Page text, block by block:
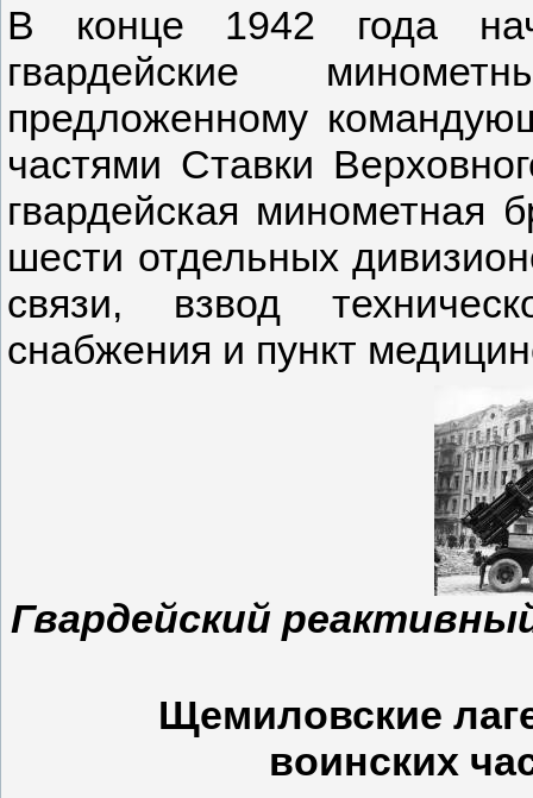
В конце 1942 года
гвардейские
предложенному
частями Ставки
гвардейская минометная
шести отдельных
связи, взвод
снабжения и пункт
Гвардейский
Щемиловские
воинских